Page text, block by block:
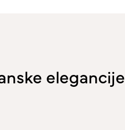
elegancije